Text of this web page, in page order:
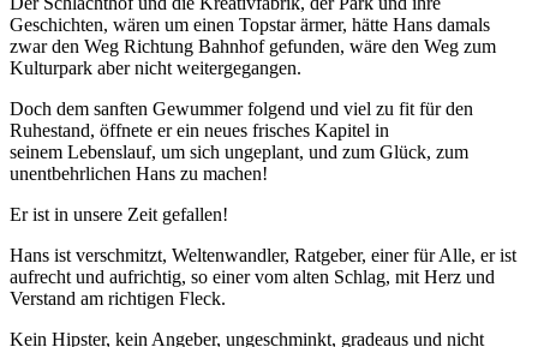
Geschichten, wären um einen Topstar ärmer, hätte Hans damals
zwar den Weg Richtung Bahnhof gefunden, wäre den Weg zum
Kulturpark aber nicht weitergegangen.
Doch dem sanften Gewummer folgend und viel zu fit für den
Ruhestand, öffnete er ein neues frisches Kapitel in
seinem Lebenslauf, um sich ungeplant, und zum Glück, zum
unentbehrlichen Hans zu machen!
Er ist in unsere Zeit gefallen!
Hans ist verschmitzt, Weltenwandler, Ratgeber, einer für Alle, er ist
aufrecht und aufrichtig, so einer vom alten Schlag, mit Herz und
Verstand am richtigen Fleck.
Kein Hipster, kein Angeber, ungeschminkt, gradeaus und nicht